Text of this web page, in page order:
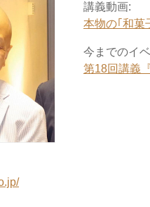
講義動画:
本物の｢和菓
今までのイ
第18回講義